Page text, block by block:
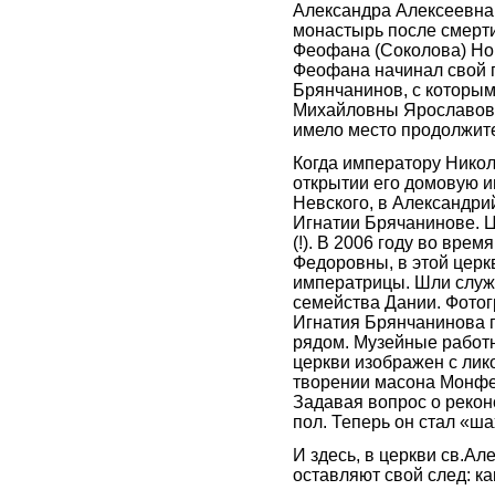
Александра
монастырь после
Феофана (Соколова)
Феофана начинал свой
Брянчанинов, с
Михайловны
имело место
Когда императору
открытии его домовую
Невского, в
Игнатии Брячанинове.
(!). В 2006 году во
Федоровны, в этой
императрицы. Шли
семейства Дании.
Игнатия Брянчанинова
рядом. Музейные
церкви изображен с
творении масона
Задавая вопрос о
пол. Теперь он стал
И здесь, в церкви
оставляют свой след: